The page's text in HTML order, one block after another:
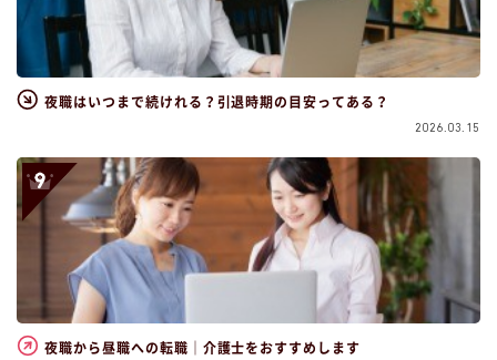
夜職はいつまで続けれる？引退時期の目安ってある？
2026.03.15
夜職から昼職への転職｜介護士をおすすめします